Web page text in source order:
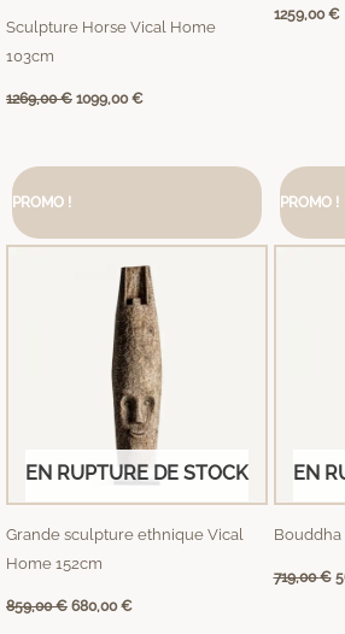
Sculpture Horse Vical Home
103cm
1269,00€ 1099,00€
1259,00€
PROMO !
EN RUPTURE DE STOCK
Grande sculpture ethnique Vical
Home 152cm
859,00€
Le
initial
859,00 €.
680,00€
Le
680,00 €.
PROMO !
EN
Bouddha
719,00€